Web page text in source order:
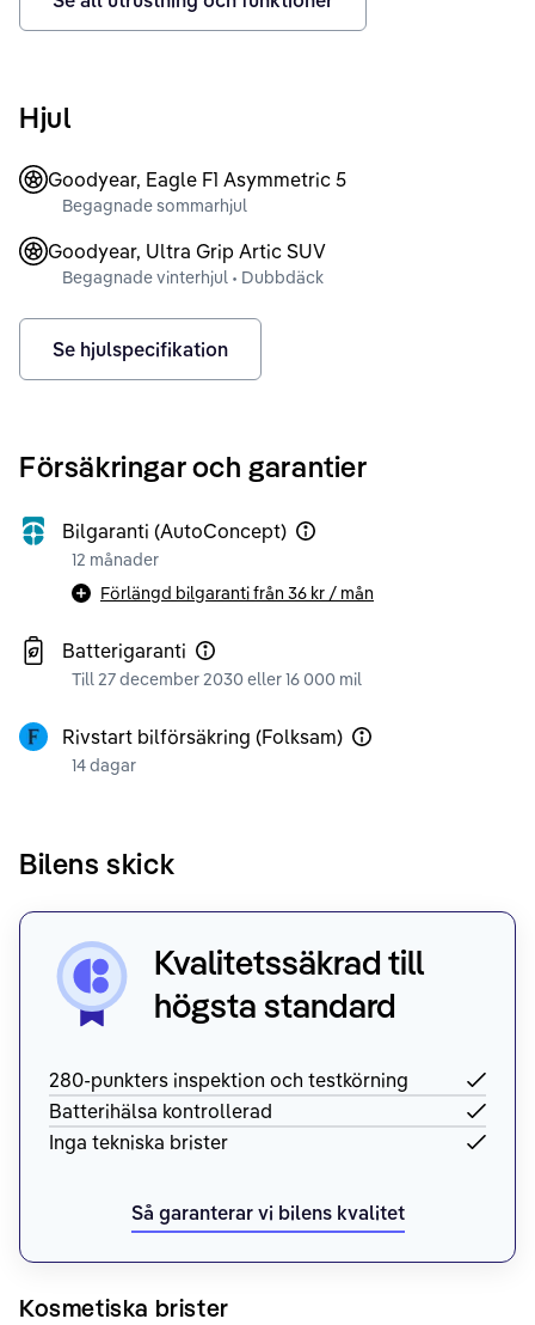
Hjul
Goodyear, Eagle F1 Asymmetric 5
Begagnade sommarhjul
Goodyear, Ultra Grip Artic SUV
Begagnade vinterhjul • Dubbdäck
Se hjulspecifikation
Försäkringar och garantier
Bilgaranti (AutoConcept)
12 månader
Förlängd bilgaranti från 36 kr / mån
Batterigaranti
Till 27 december 2030 eller 16 000 mil
Rivstart bilförsäkring (Folksam)
14 dagar
Bilens skick
Kvalitetssäkrad till
högsta standard
280-punkters inspektion och testkörning
Batterihälsa kontrollerad
Inga tekniska brister
Så garanterar vi bilens kvalitet
Kosmetiska brister